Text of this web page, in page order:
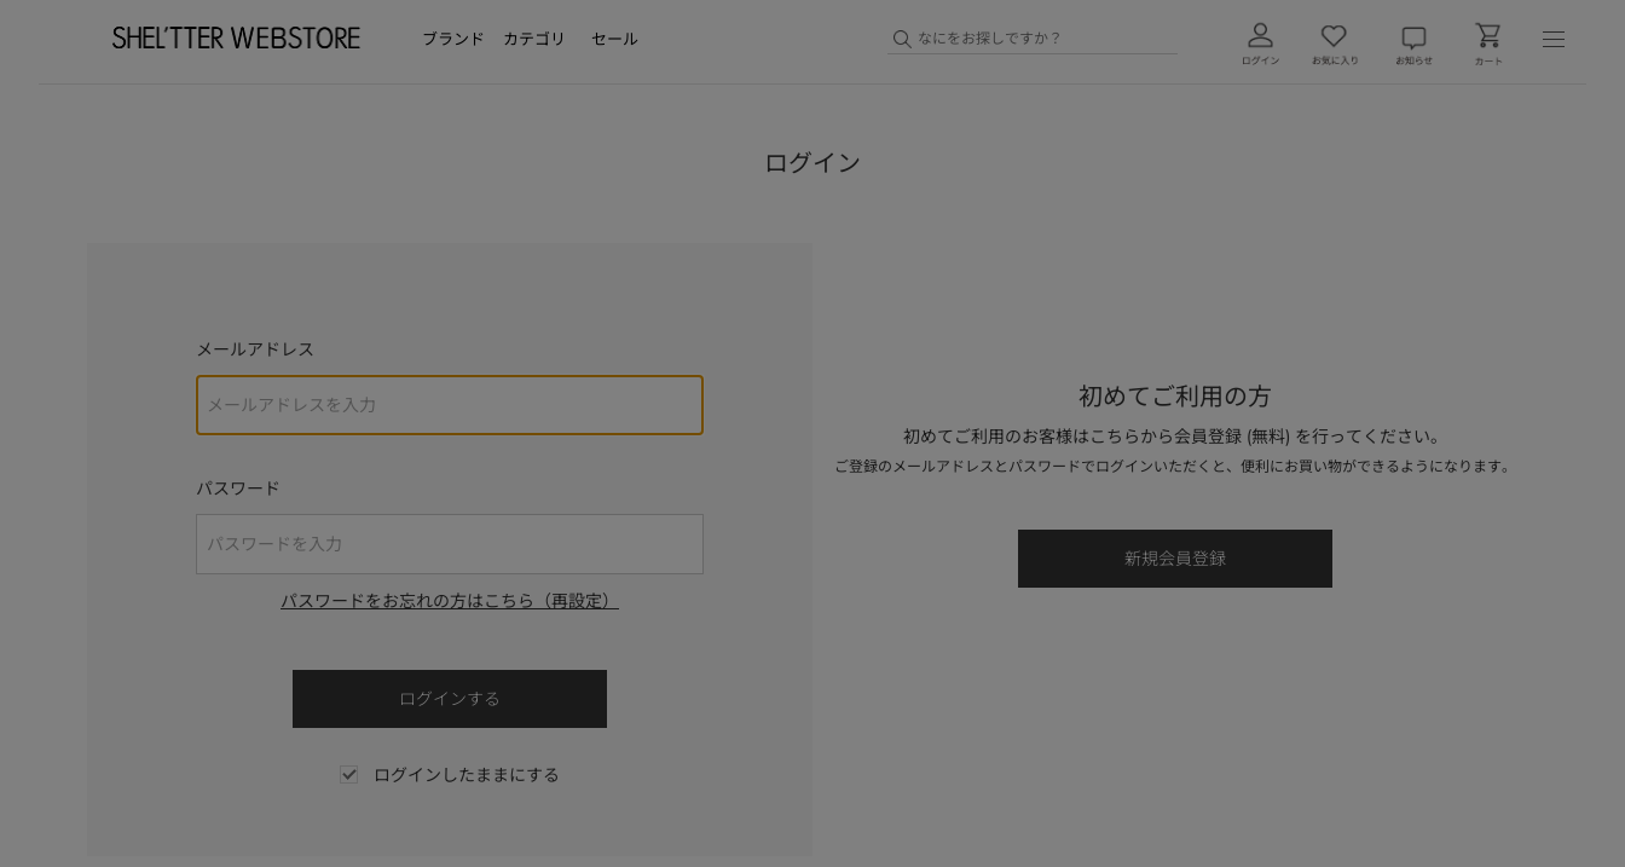
ブランド カテゴリ セール
ログイン
メールアドレス
パスワード
パスワードをお忘れの方はこちら（再設定）
ログインしたままにする
初めてご利用の方
初めてご利用のお客様はこちらから会員登録 (無料) を行ってください。
ご登録のメールアドレスとパスワードでログインいただくと、便利にお買い物ができるようになります。